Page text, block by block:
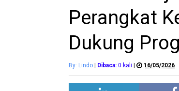
Perangkat
Dukung
By: Lindo Dibaca: 0 kali 16/05/2026